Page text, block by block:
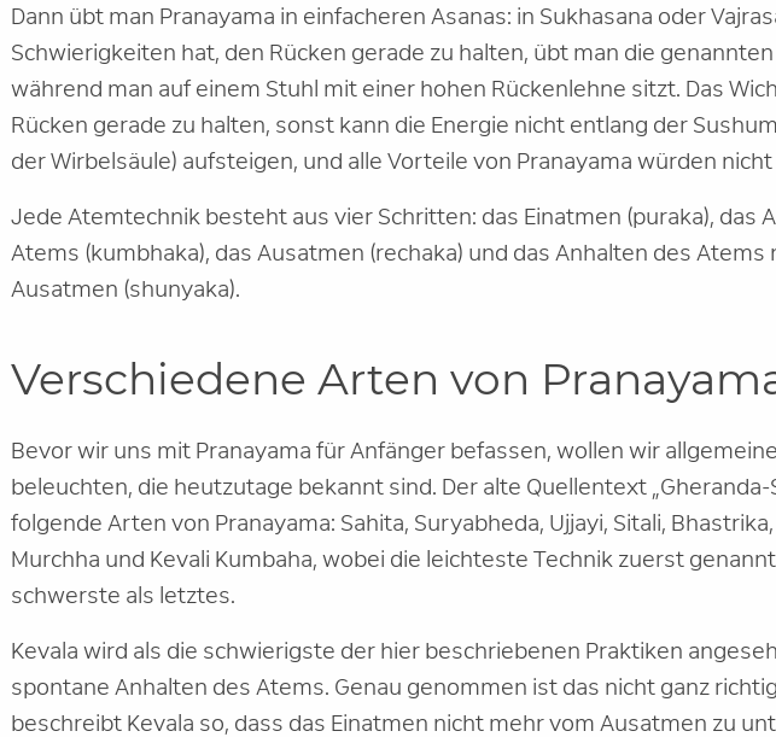
Dann übt man Pranayama in einfacheren Asanas: in Sukhasana oder
Schwierigkeiten hat, den Rücken gerade zu halten, übt man die
während man auf einem Stuhl mit einer hohen Rückenlehne sitzt. Das
Rücken gerade zu halten, sonst kann die Energie nicht entlang der
der Wirbelsäule) aufsteigen, und alle Vorteile von Pranayama würden
Jede Atemtechnik besteht aus vier Schritten: das Einatmen (puraka), das
Atems (kumbhaka), das Ausatmen (rechaka) und das Anhalten des Atems
Ausatmen (shunyaka).
Verschiedene Arten von
Bevor wir uns mit Pranayama für Anfänger befassen, wollen wir
beleuchten, die heutzutage bekannt sind. Der alte Quellentext
folgende Arten von Pranayama: Sahita, Suryabheda, Ujjayi, Sitali,
Murchha und Kevali Kumbaha, wobei die leichteste Technik zuerst
schwerste als letztes.
Kevala wird als die schwierigste der hier beschriebenen Praktiken
spontane Anhalten des Atems. Genau genommen ist das nicht ganz
beschreibt Kevala so, dass das Einatmen nicht mehr vom Ausatmen zu